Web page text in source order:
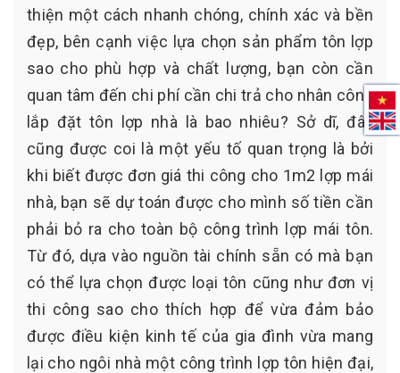
thiện một cách nhanh chóng, chính xác và bền
đẹp, bên cạnh việc lựa chọn sản phẩm tôn lợp
sao cho phù hợp và chất lượng, bạn còn cần
quan tâm đến chi phí cần chi trả cho nhân công
lắp đặt tôn lợp nhà là bao nhiêu? Sở dĩ, đây
cũng được coi là một yếu tố quan trọng là bởi
khi biết được đơn giá thi công cho 1m2 lợp mái
nhà, bạn sẽ dự toán được cho mình số tiền cần
phải bỏ ra cho toàn bộ công trình lợp mái tôn.
Từ đó, dựa vào nguồn tài chính sẵn có mà bạn
có thể lựa chọn được loại tôn cũng như đơn vị
thi công sao cho thích hợp để vừa đảm bảo
được điều kiện kinh tế của gia đình vừa mang
lại cho ngôi nhà một công trình lợp tôn hiện đại,